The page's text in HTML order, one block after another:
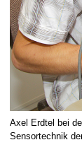
Axel Erdtel bei
Sensortechnik